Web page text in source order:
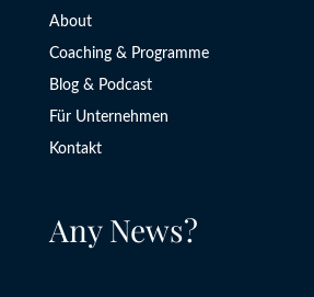
About
Coaching & Programme
Blog & Podcast
Für Unternehmen
Kontakt
Any News?